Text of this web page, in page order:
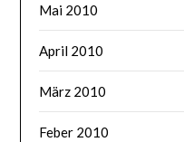
Mai 2010
April 2010
März 2010
Feber 2010